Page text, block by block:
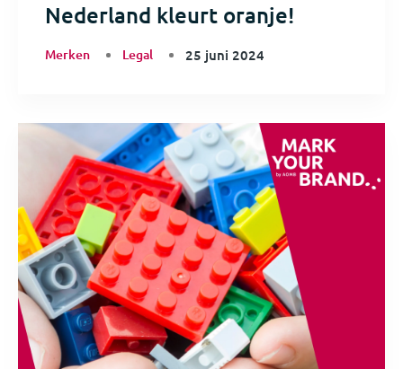
Nederland kleurt oranje!
Merken Legal 25 juni 2024